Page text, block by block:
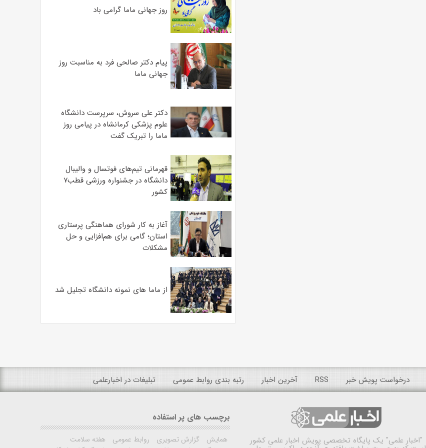
روز جهانی ماما گرامی باد
پیام دکتر صالحی فرد به مناسبت روز
جهانی ماما
دکتر علی سروش، سرپرست دانشگاه
علوم پزشکی کرمانشاه در پیامی روز
ماما را تبریک گفت
قهرمانی تیم‌های فوتسال و والیبال
دانشگاه در جشنواره ورزشی قطب۷
کشور
آغاز به کار شورای هماهنگی پرستاری
استان؛ گامی برای هم‌افزایی و حل
مشکلات
از ماما های نمونه دانشگاه تجلیل شد
درخواست پویش خبر RSS آخرین اخبار رتبه بندی روابط عمومی تبلیغات در اخبارعلمی
"اخبار علمی" یک پایگاه تخصصی پویش اخبار علمی کشور
برچسب های پر استفاده
همایش گزارش تصویری روابط عمومی
هفته سلامت